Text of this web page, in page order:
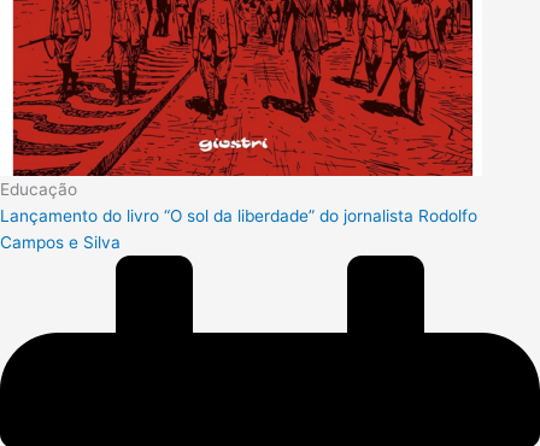
Educação
Lançamento do livro “O sol da liberdade” do jornalista Rodolfo
Campos e Silva